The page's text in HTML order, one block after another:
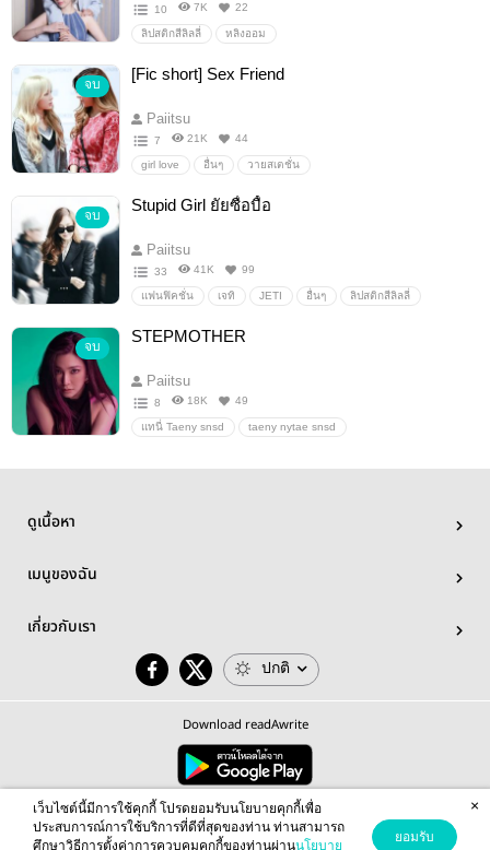
10 7K 22
ลิปสติกสีลิลลี่ หลิงออม
จบ
[Fic short] Sex Friend
Paiitsu
7 21K 44
girl love อื่นๆ วายสเตชั่น
จบ
Stupid Girl ยัยซื่อบื้อ
Paiitsu
33 41K 99
แฟนฟิคชั่น เจทิ JETI อื่นๆ ลิปสติกสีลิลลี่
จบ
STEPMOTHER
Paiitsu
8 18K 49
แทนี่ Taeny snsd taeny nytae snsd
ดูเนื้อหา
เมนูของฉัน
เกี่ยวกับเรา
ปกติ
Download readAwrite
© 2026 readAwrite.com by MEB Corporation Public Company Limited
This site is protected by reCAPTCHA and the Google Privacy Policy Terms of Serviceapply.
เว็บไซต์นี้มีการใช้คุกกี้ โปรดยอมรับนโยบายคุกกี้เพื่อ
ประสบการณ์การใช้บริการที่ดีที่สุดของท่าน ท่านสามารถ
ศึกษาวิธีการตั้งค่าการควบคุมคุกกี้ของท่านผ่านนโยบาย
ยอมรับ
×